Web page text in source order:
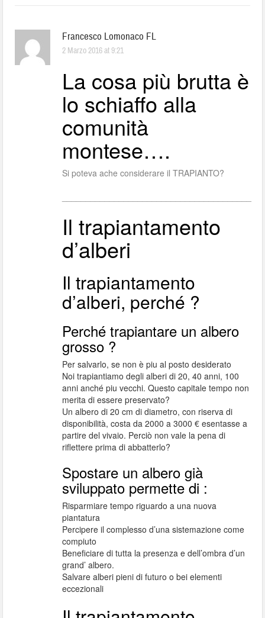
Francesco Lomonaco FL
2 Marzo 2016 at 9:21
La cosa più brutta è
lo schiaffo alla
comunità
montese….
Si poteva ache considerare il TRAPIANTO?
Il trapiantamento
d’alberi
Il trapiantamento
d’alberi, perché ?
Perché trapiantare un albero
grosso ?
Per salvarlo, se non è piu al posto desiderato
Noi trapiantiamo degli alberi di 20, 40 anni, 100
anni anché piu vecchi. Questo capitale tempo non
merita di essere preservato?
Un albero di 20 cm di diametro, con riserva di
disponibilità, costa da 2000 a 3000 € esentasse a
partire del vivaio. Perciò non vale la pena di
riflettere prima di abbatterlo?
Spostare un albero già
sviluppato permette di :
Risparmiare tempo riguardo a una nuova
piantatura
Percipere il complesso d’una sistemazione come
compiuto
Beneficiare di tutta la presenza e dell’ombra d’un
grand’ albero.
Salvare alberi pieni di futuro o bei elementi
eccezionali